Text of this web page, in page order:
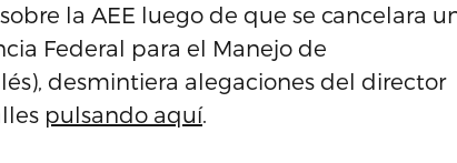
la AEE luego de que se cancelara
Federal para el Manejo de
desmintiera alegaciones del director
pulsando aquí.